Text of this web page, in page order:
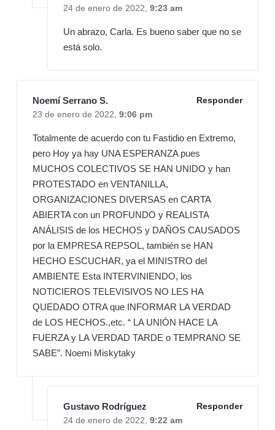
24 de enero de 2022, 9:23 am
Un abrazo, Carla. Es bueno saber que no se
está solo.
Noemí Serrano S.
Responder
23 de enero de 2022, 9:06 pm
Totalmente de acuerdo con tu Fastidio en Extremo,
pero Hoy ya hay UNA ESPERANZA pues
MUCHOS COLECTIVOS SE HAN UNIDO y han
PROTESTADO en VENTANILLA,
ORGANIZACIONES DIVERSAS en CARTA
ABIERTA con un PROFUNDO y REALISTA
ANÁLISIS de los HECHOS y DAÑOS CAUSADOS
por la EMPRESA REPSOL, también se HAN
HECHO ESCUCHAR, ya el MINISTRO del
AMBIENTE Esta INTERVINIENDO, los
NOTICIEROS TELEVISIVOS NO LES HA
QUEDADO OTRA que INFORMAR LA VERDAD
de LOS HECHOS.,etc. “ LA UNIÓN HACE LA
FUERZA y LA VERDAD TARDE o TEMPRANO SE
SABE”. Noemi Miskytaky
Gustavo Rodríguez
Responder
24 de enero de 2022, 9:22 am